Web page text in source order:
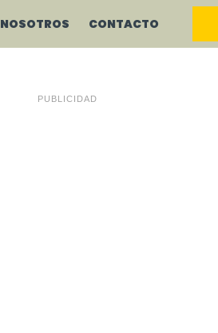
NOSOTROS CONTACTO
PUBLICIDAD